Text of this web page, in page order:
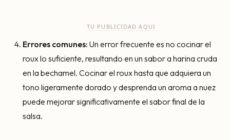
TU PUBLICIDAD AQUI
Errores comunes: Un error frecuente es no cocinar el
roux lo suficiente, resultando en un sabor a harina cruda
en la bechamel. Cocinar el roux hasta que adquiera un
tono ligeramente dorado y desprenda un aroma a nuez
puede mejorar significativamente el sabor final de la
salsa.